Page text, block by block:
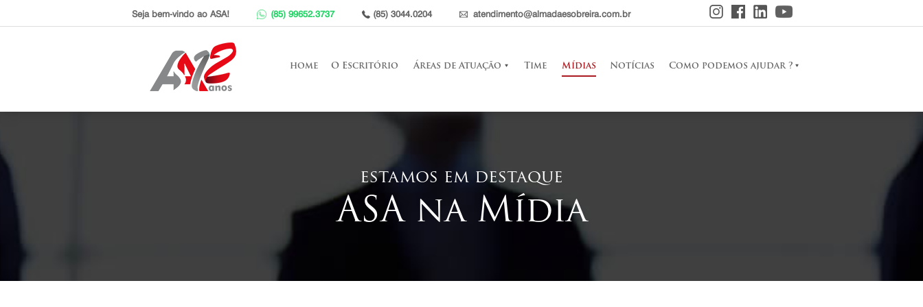
Seja bem-vindo ao ASA! (85) 99652.3737 (85) 3044.0204 atendimento@almadaesobreira.com.br
home O Escritório Áreas de Atuação Time Mídias Notícias Como podemos ajudar ?
estamos em destaque
ASA na Mídia